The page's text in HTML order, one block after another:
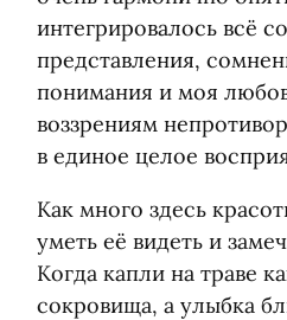
интегрировалось всё
представления,
понимания и моя
воззрениям
в единое целое
Как много здесь
уметь её видеть и
Когда капли на траве
сокровища, а улыбка